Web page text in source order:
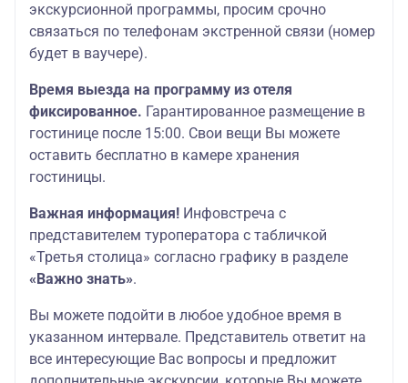
экскурсионной программы, просим срочно
связаться по телефонам экстренной связи (номер
будет в ваучере).
Время выезда на программу из отеля
фиксированное. Гарантированное размещение в
гостинице после 15:00. Свои вещи Вы можете
оставить бесплатно в камере хранения
гостиницы.
Важная информация! Инфовстреча с
представителем туроператора с табличкой
«Третья столица» согласно графику в разделе
«Важно знать».
Вы можете подойти в любое удобное время в
указанном интервале. Представитель ответит на
все интересующие Вас вопросы и предложит